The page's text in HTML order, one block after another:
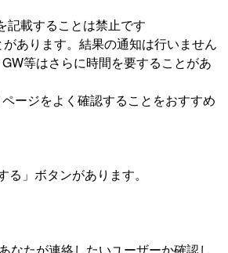
記載することは禁止です
あります。結果の通知は行いません
等はさらに時間を要することがあ
ージをよく確認することをおすすめ
」ボタンがあります。
なたが連絡したいユーザーか確認し